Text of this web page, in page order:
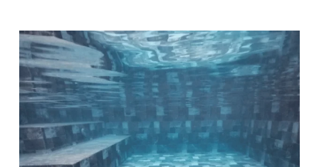
Quel
liner
choisir
pour
piscine
enterrée